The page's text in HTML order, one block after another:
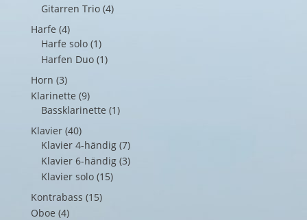
Gitarren Trio (4)
Harfe (4)
Harfe solo (1)
Harfen Duo (1)
Horn (3)
Klarinette (9)
Bassklarinette (1)
Klavier (40)
Klavier 4-händig (7)
Klavier 6-händig (3)
Klavier solo (15)
Kontrabass (15)
Oboe (4)